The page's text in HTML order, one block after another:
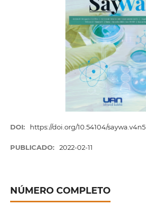
DOI: https://doi.org/10.54104/saywa.v4n5
PUBLICADO: 2022-02-11
NÚMERO COMPLETO